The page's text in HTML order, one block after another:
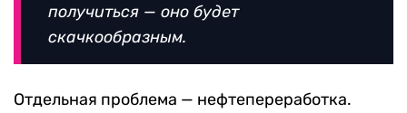
получиться — оно будет
скачкообразным.
Отдельная проблема — нефтепереработка.